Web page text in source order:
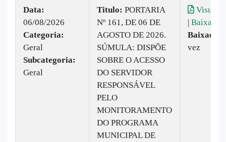
Data:
06/08/2026
Categoria:
Geral
Subcategoria:
Geral
Titulo: PORTARIA
Nº 161, DE 06 DE
AGOSTO DE 2026.
SÚMULA: DISPÕE
SOBRE O ACESSO
DO SERVIDOR
RESPONSÁVEL
PELO
MONITORAMENTO
DO PROGRAMA
MUNICIPAL DE
| Baixar
Baixado:
vez